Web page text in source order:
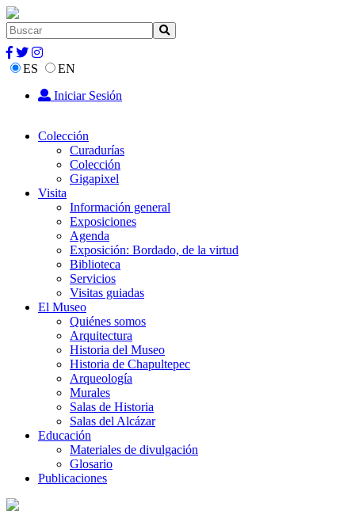
ES
EN
Iniciar Sesión
Colección
Curadurías
Colección
Gigapixel
Visita
Información general
Exposiciones
Agenda
Exposición: Bordado, de la virtud
Biblioteca
Servicios
Visitas guiadas
El Museo
Quiénes somos
Arquitectura
Historia del Museo
Historia de Chapultepec
Arqueología
Murales
Salas de Historia
Salas del Alcázar
Educación
Materiales de divulgación
Glosario
Publicaciones